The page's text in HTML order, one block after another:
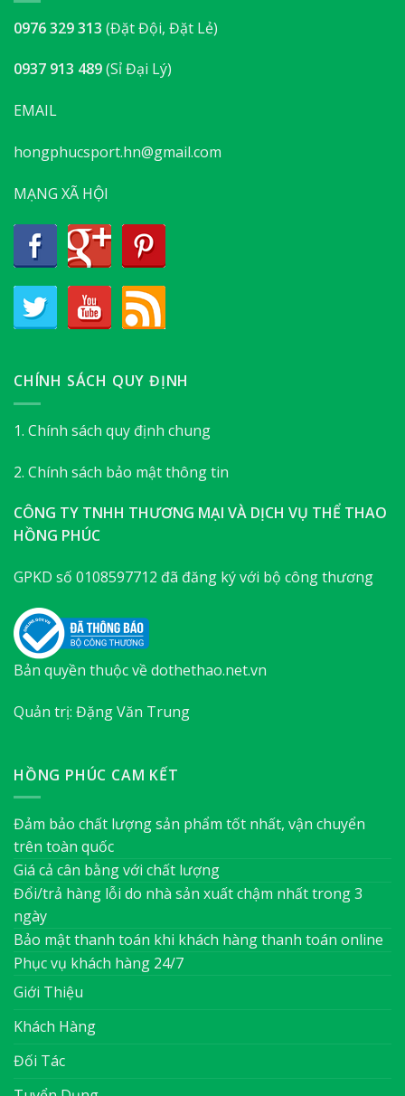
0976 329 313 (Đặt Đội, Đặt Lẻ)
0937 913 489(Sỉ Đại Lý)
EMAIL
hongphucsport.hn@gmail.com
MẠNG XÃ HỘI
CHÍNH SÁCH QUY ĐỊNH
1. Chính sách quy định chung
2. Chính sách bảo mật thông tin
CÔNG TY TNHH THƯƠNG MẠI VÀ DỊCH VỤ THỂ THAO
HỒNG PHÚC
GPKD số 0108597712 đã đăng ký với bộ công thương
Bản quyền thuộc về dothethao.net.vn
Quản trị: Đặng Văn Trung
HỒNG PHÚC CAM KẾT
Đảm bảo chất lượng sản phẩm tốt nhất, vận chuyển
trên toàn quốc
Giá cả cân bằng với chất lượng
Đổi/trả hàng lỗi do nhà sản xuất chậm nhất trong 3
ngày
Bảo mật thanh toán khi khách hàng thanh toán online
Phục vụ khách hàng 24/7
Giới Thiệu
Khách Hàng
Đối Tác